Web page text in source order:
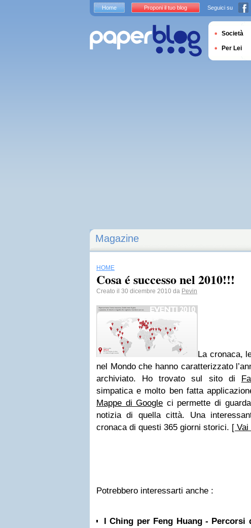
Magazine
HOME
Cosa é successo nel 2010!!!
Creato il 30 dicembre 2010 da Pevin
La cronaca,
nel Mondo che hanno caratterizzato
archiviato. Ho trovato sul sito di
simpatica e molto ben fatta
Mappe di Google ci permette di
notizia di quella città. Una
cronaca di questi 365 giorni storici. [ Vai
Potrebbero interessarti anche :
I Ching per Feng Huang - Percorsi
Home Proponi il tuo blog Seguici su
Società
Per Lei